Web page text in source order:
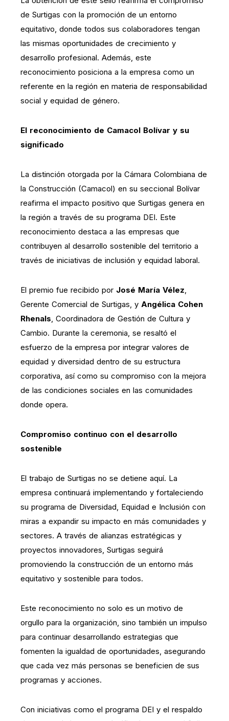
de Surtigas con la promoción de un entorno
equitativo, donde todos sus colaboradores tengan
las mismas oportunidades de crecimiento y
desarrollo profesional. Además, este
reconocimiento posiciona a la empresa como un
referente en la región en materia de responsabilidad
social y equidad de género.
El reconocimiento de Camacol Bolívar y su
significado
La distinción otorgada por la Cámara Colombiana de
la Construcción (Camacol) en su seccional Bolívar
reafirma el impacto positivo que Surtigas genera en
la región a través de su programa DEI. Este
reconocimiento destaca a las empresas que
contribuyen al desarrollo sostenible del territorio a
través de iniciativas de inclusión y equidad laboral.
El premio fue recibido por José María Vélez
Gerente Comercial de Surtigas, y Angélica Cohen
Rhenals , Coordinadora de Gestión de Cultura y
Cambio. Durante la ceremonia, se resaltó el
esfuerzo de la empresa por integrar valores de
equidad y diversidad dentro de su estructura
corporativa, así como su compromiso con la mejora
de las condiciones sociales en las comunidades
donde opera.
Compromiso continuo con el desarrollo
sostenible
El trabajo de Surtigas no se detiene aquí. La
empresa continuará implementando y fortaleciendo
su programa de Diversidad, Equidad e Inclusión con
miras a expandir su impacto en más comunidades y
sectores. A través de alianzas estratégicas y
proyectos innovadores, Surtigas seguirá
promoviendo la construcción de un entorno más
equitativo y sostenible para todos.
Este reconocimiento no solo es un motivo de
orgullo para la organización, sino también un impulso
para continuar desarrollando estrategias que
fomenten la igualdad de oportunidades, asegurando
que cada vez más personas se beneficien de sus
programas y acciones.
Con iniciativas como el programa DEI y el respaldo